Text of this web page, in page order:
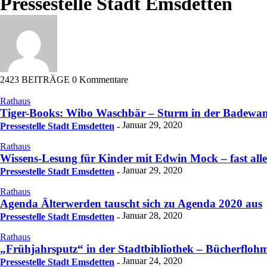
2423 BEITRÄGE 0 Kommentare
Rathaus
Tiger-Books: Wibo Waschbär – Sturm in der
Pressestelle Stadt Emsdetten - Januar 29, 2020
Rathaus
Wissens-Lesung für Kinder mit Edwin Mock – fast
Pressestelle Stadt Emsdetten - Januar 29, 2020
Rathaus
Agenda Älterwerden tauscht sich zu Agenda 2020 aus
Pressestelle Stadt Emsdetten - Januar 28, 2020
Rathaus
„Frühjahrsputz“ in der Stadtbibliothek –
Pressestelle Stadt Emsdetten - Januar 24, 2020